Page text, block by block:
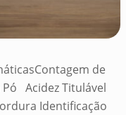
de
Pó Acidez Titulável
Identificação